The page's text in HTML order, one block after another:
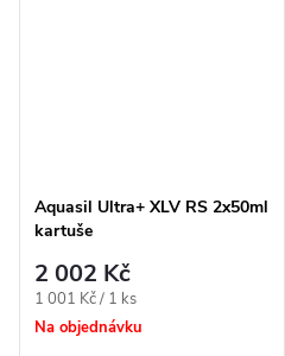
Aquasil Ultra+ XLV RS 2x50ml
kartuše
2 002 Kč
Měrná
cena:
1 001 Kč / 1 ks
Na objednávku